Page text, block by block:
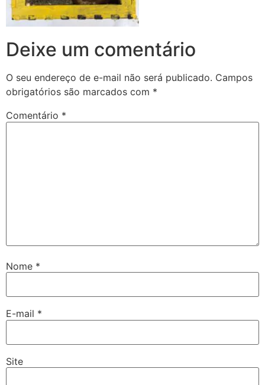
Deixe um comentário
O seu endereço de e-mail não será publicado. Campos
obrigatórios são marcados com *
Comentário *
Nome *
E-mail *
Site